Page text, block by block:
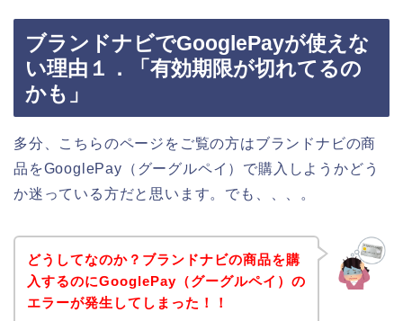
ブランドナビでGooglePayが使えな
い理由１．「有効期限が切れてるの
かも」
多分、こちらのページをご覧の方はブランドナビの商
品をGooglePay（グーグルペイ）で購入しようかどう
か迷っている方だと思います。でも、、、。
どうしてなのか？ブランドナビの商品を購
入するのにGooglePay（グーグルペイ）の
エラーが発生してしまった！！